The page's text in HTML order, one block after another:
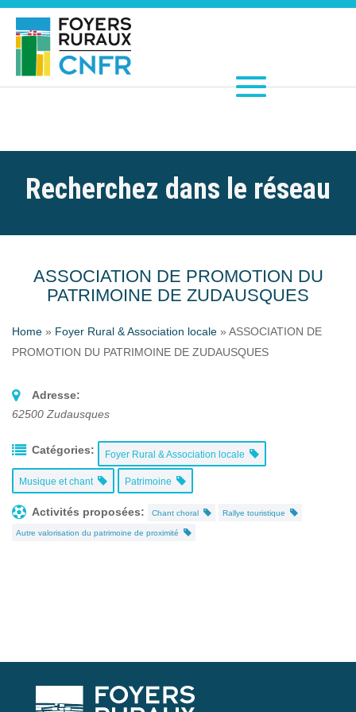
Recherchez dans le réseau
ASSOCIATION DE PROMOTION DU
PATRIMOINE DE ZUDAUSQUES
Home » Foyer Rural & Association locale » ASSOCIATION DE
PROMOTION DU PATRIMOINE DE ZUDAUSQUES
Adresse:
62500 Zudausques
Catégories: Foyer Rural & Association locale
Musique et chant Patrimoine
Activités proposées: Chant choral Rallye touristique
Autre valorisation du patrimoine de proximité